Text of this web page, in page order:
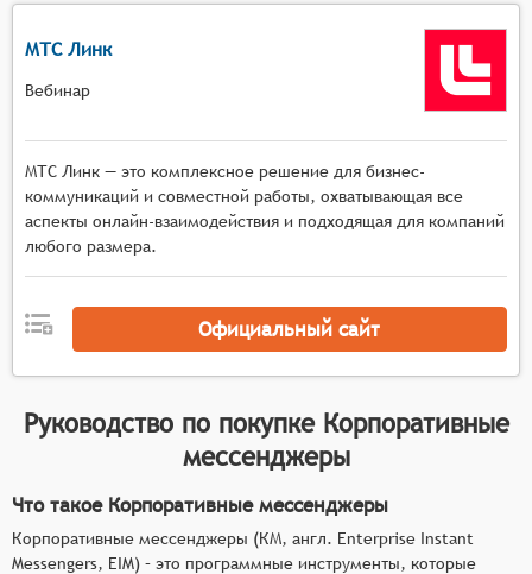
МТС Линк
Вебинар
МТС Линк — это комплексное решение для бизнес-
коммуникаций и совместной работы, охватывающая все
аспекты онлайн-взаимодействия и подходящая для компаний
любого размера.
Официальный сайт
Руководство по покупке Корпоративные
мессенджеры
Что такое Корпоративные мессенджеры
Корпоративные мессенджеры (КМ, англ. Enterprise Instant
Messengers, EIM) – это программные инструменты, которые